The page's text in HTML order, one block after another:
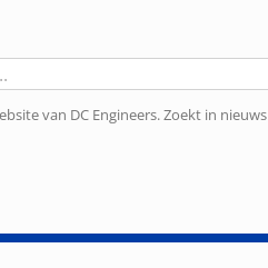
van DC Engineers. Zoekt in nieuws